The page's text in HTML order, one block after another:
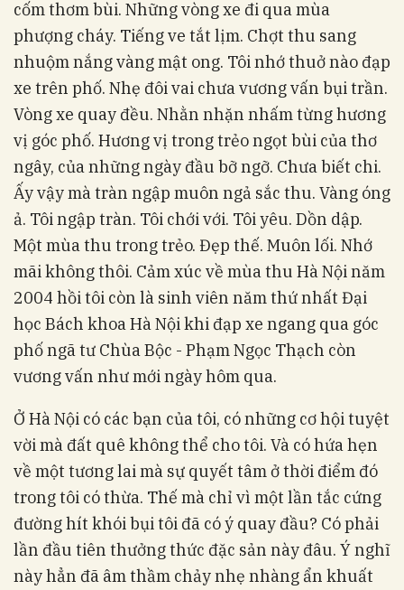
cốm thơm bùi. Những vòng xe đi qua mùa
phượng cháy. Tiếng ve tắt lịm. Chợt thu sang
nhuộm nắng vàng mật ong. Tôi nhớ thuở nào đạp
xe trên phố. Nhẹ đôi vai chưa vương vấn bụi trần.
Vòng xe quay đều. Nhằn nhặn nhấm từng hương
vị góc phố. Hương vị trong trẻo ngọt bùi của thơ
ngây, của những ngày đầu bỡ ngỡ. Chưa biết chi.
Ấy vậy mà tràn ngập muôn ngả sắc thu. Vàng óng
ả. Tôi ngập tràn. Tôi chới với. Tôi yêu. Dồn dập.
Một mùa thu trong trẻo. Đẹp thế. Muôn lối. Nhớ
mãi không thôi. Cảm xúc về mùa thu Hà Nội năm
2004 hồi tôi còn là sinh viên năm thứ nhất Đại
học Bách khoa Hà Nội khi đạp xe ngang qua góc
phố ngã tư Chùa Bộc - Phạm Ngọc Thạch còn
vương vấn như mới ngày hôm qua.
Ở Hà Nội có các bạn của tôi, có những cơ hội tuyệt
vời mà đất quê không thể cho tôi. Và có hứa hẹn
về một tương lai mà sự quyết tâm ở thời điểm đó
trong tôi có thừa. Thế mà chỉ vì một lần tắc cứng
đường hít khói bụi tôi đã có ý quay đầu? Có phải
lần đầu tiên thưởng thức đặc sản này đâu. Ý nghĩ
này hẳn đã âm thầm chảy nhẹ nhàng ẩn khuất